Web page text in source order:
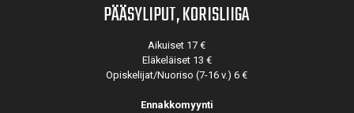
PÄÄSYLIPUT, KORISLIIGA
Aikuiset 17 €
Eläkeläiset 13 €
Opiskelijat/Nuoriso (7-16 v.) 6 €
Ennakkomyynti